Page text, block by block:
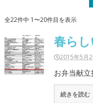
全22件中 1〜20件目を表示
春ら
2015年5月
お弁当献立
続きを読む